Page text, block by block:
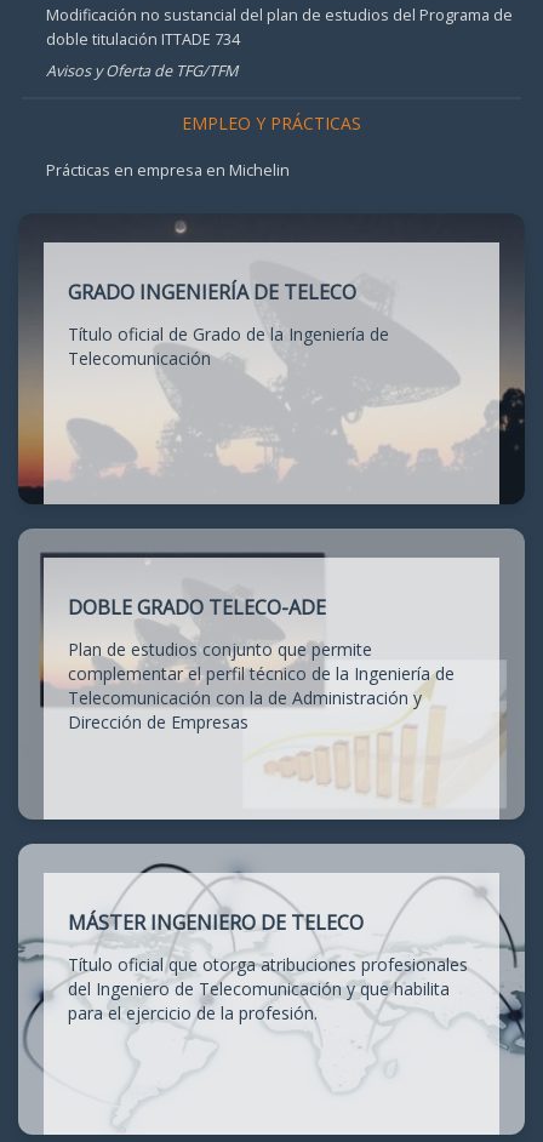
Modificación no sustancial del plan de estudios del Programa de
doble titulación ITTADE 734
Avisos y Oferta de TFG/TFM
EMPLEO Y PRÁCTICAS
Prácticas en empresa en Michelin
GRADO INGENIERÍA DE TELECO
Título oficial de Grado de la Ingeniería de
Telecomunicación
DOBLE GRADO TELECO-ADE
Plan de estudios conjunto que permite
complementar el perfil técnico de la Ingeniería de
Telecomunicación con la de Administración y
Dirección de Empresas
MÁSTER INGENIERO DE TELECO
Título oficial que otorga atribuciones profesionales
del Ingeniero de Telecomunicación y que habilita
para el ejercicio de la profesión.